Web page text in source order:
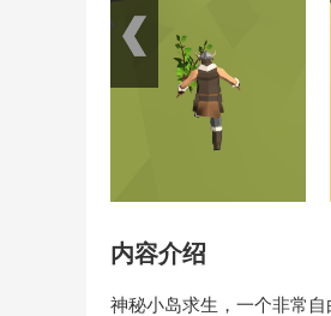
内容介绍
神秘小岛求生，一个非常